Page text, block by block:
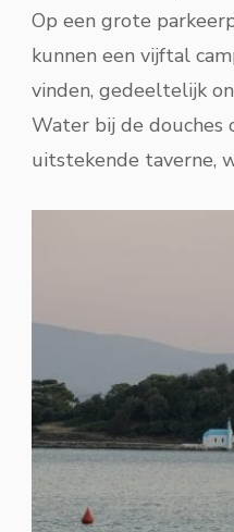
Op een grote
kunnen een vijftal
vinden, gedeeltelijk
Water bij de douches
uitstekende taverne,